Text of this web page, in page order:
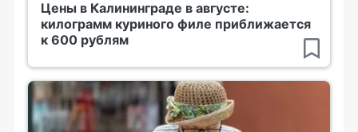
Цены в Калининграде в августе:
килограмм куриного филе приближается
к 600 рублям